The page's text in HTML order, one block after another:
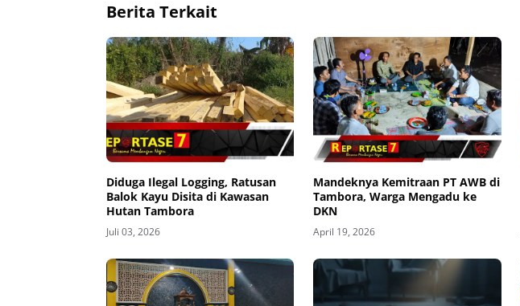
Berita Terkait
Diduga Ilegal Logging, Ratusan
Balok Kayu Disita di Kawasan
Hutan Tambora
Juli 03, 2026
Mandeknya Kemitraan PT AWB di
Tambora, Warga Mengadu ke
DKN
April 19, 2026